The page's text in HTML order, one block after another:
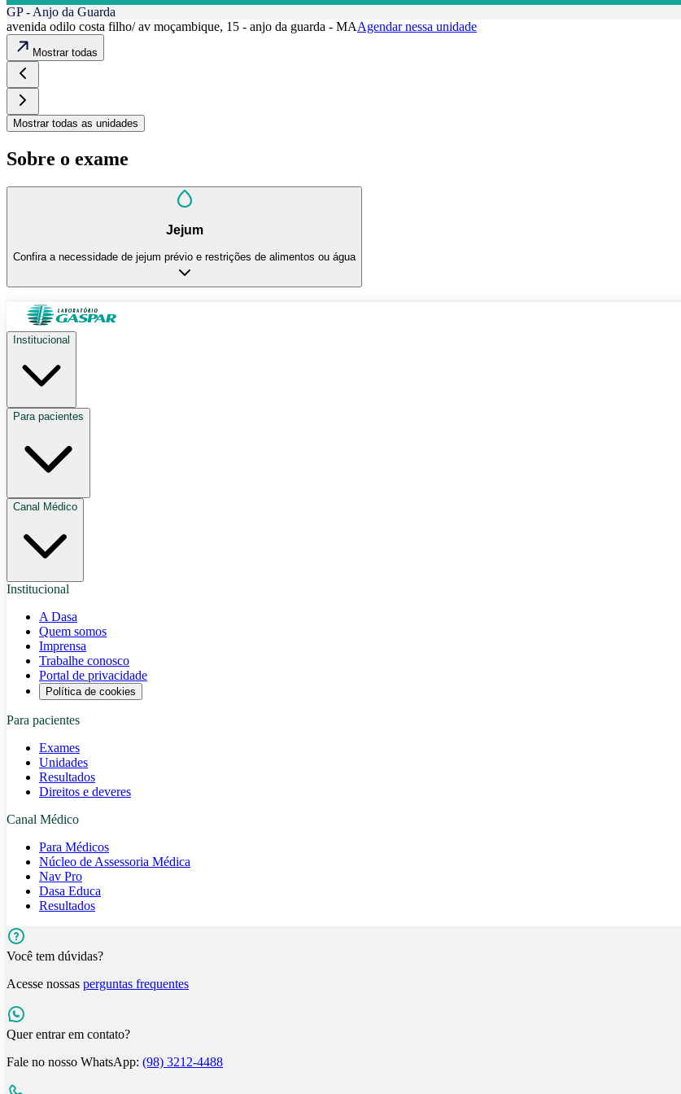
GP - Anjo da Guarda
avenida odilo costa filho/ av moçambique, 15 - anjo da guarda - MAAgendar nessa unidade
Mostrar todas
Mostrar todas as unidades
Sobre o exame
Jejum
Confira a necessidade de jejum prévio e restrições de alimentos ou água
Institucional
Para pacientes
Canal Médico
Institucional
A Dasa
Quem somos
Imprensa
Trabalhe conosco
Portal de privacidade
Política de cookies
Para pacientes
Exames
Unidades
Resultados
Direitos e deveres
Canal Médico
Para Médicos
Núcleo de Assessoria Médica
Nav Pro
Dasa Educa
Resultados
Você tem dúvidas?
Acesse nossas perguntas frequentes
Quer entrar em contato?
Fale no nosso WhatsApp: (98) 3212-4488